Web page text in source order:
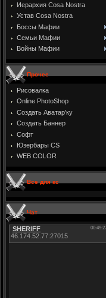
Иерархия Cosa Nostra
Устав Cosa Nostra
Боссы Мафии
Семьи Мафии
Войны Мафии
Прочее
Рисовалка
Online PhotoShop
Создать Аватар'ку
Создать Баннер
Софт
Юзербары CS
WEB COLOR
Все для кс
Чат